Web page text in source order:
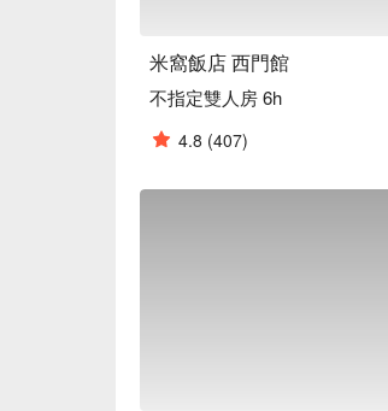
米窩飯店 西門館
不指定雙人房 6h
4.8 (407)